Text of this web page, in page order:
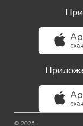
© 2025